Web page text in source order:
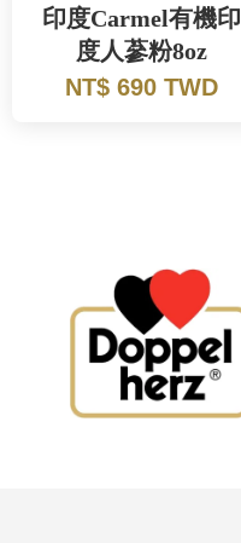
印度Carmel有機印
度人蔘粉8oz
NT$ 690 TWD